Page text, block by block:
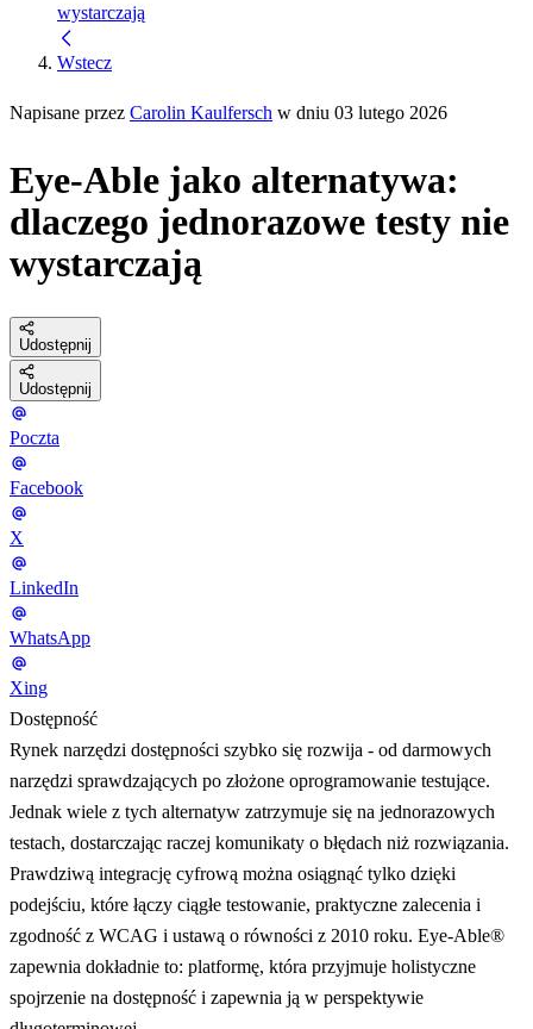
wystarczają
Wstecz
Napisane przez Carolin Kaulfersch w dniu 03 lutego 2026
Eye-Able jako alternatywa:
dlaczego jednorazowe testy nie
wystarczają
Udostępnij
Udostępnij
Poczta
Facebook
X
LinkedIn
WhatsApp
Xing
Dostępność
Rynek narzędzi dostępności szybko się rozwija - od darmowych
narzędzi sprawdzających po złożone oprogramowanie testujące.
Jednak wiele z tych alternatyw zatrzymuje się na jednorazowych
testach, dostarczając raczej komunikaty o błędach niż rozwiązania.
Prawdziwą integrację cyfrową można osiągnąć tylko dzięki
podejściu, które łączy ciągłe testowanie, praktyczne zalecenia i
zgodność z WCAG i ustawą o równości z 2010 roku. Eye-Able®
zapewnia dokładnie to: platformę, która przyjmuje holistyczne
spojrzenie na dostępność i zapewnia ją w perspektywie